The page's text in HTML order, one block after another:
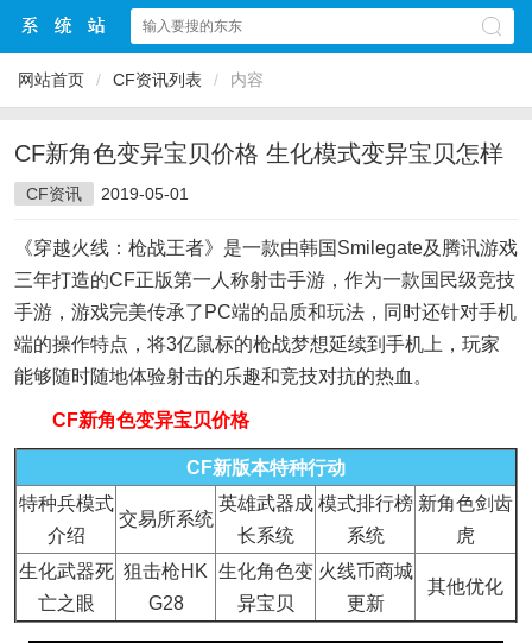
网站首页 / CF资讯列表 / 内容
CF新角色变异宝贝价格 生化模式变异宝贝怎样
CF资讯 2019-05-01
《穿越火线：枪战王者》是一款由韩国Smilegate及腾讯游戏
三年打造的CF正版第一人称射击手游，作为一款国民级竞技
手游，游戏完美传承了PC端的品质和玩法，同时还针对手机
端的操作特点，将3亿鼠标的枪战梦想延续到手机上，玩家
能够随时随地体验射击的乐趣和竞技对抗的热血。
CF新角色变异宝贝价格
CF新版本特种行动
特种兵模式
介绍
交易所系统
英雄武器成
长系统
模式排行榜
系统
新角色剑齿
虎
生化武器死
亡之眼
狙击枪HK
G28
生化角色变
异宝贝
火线币商城
更新
其他优化